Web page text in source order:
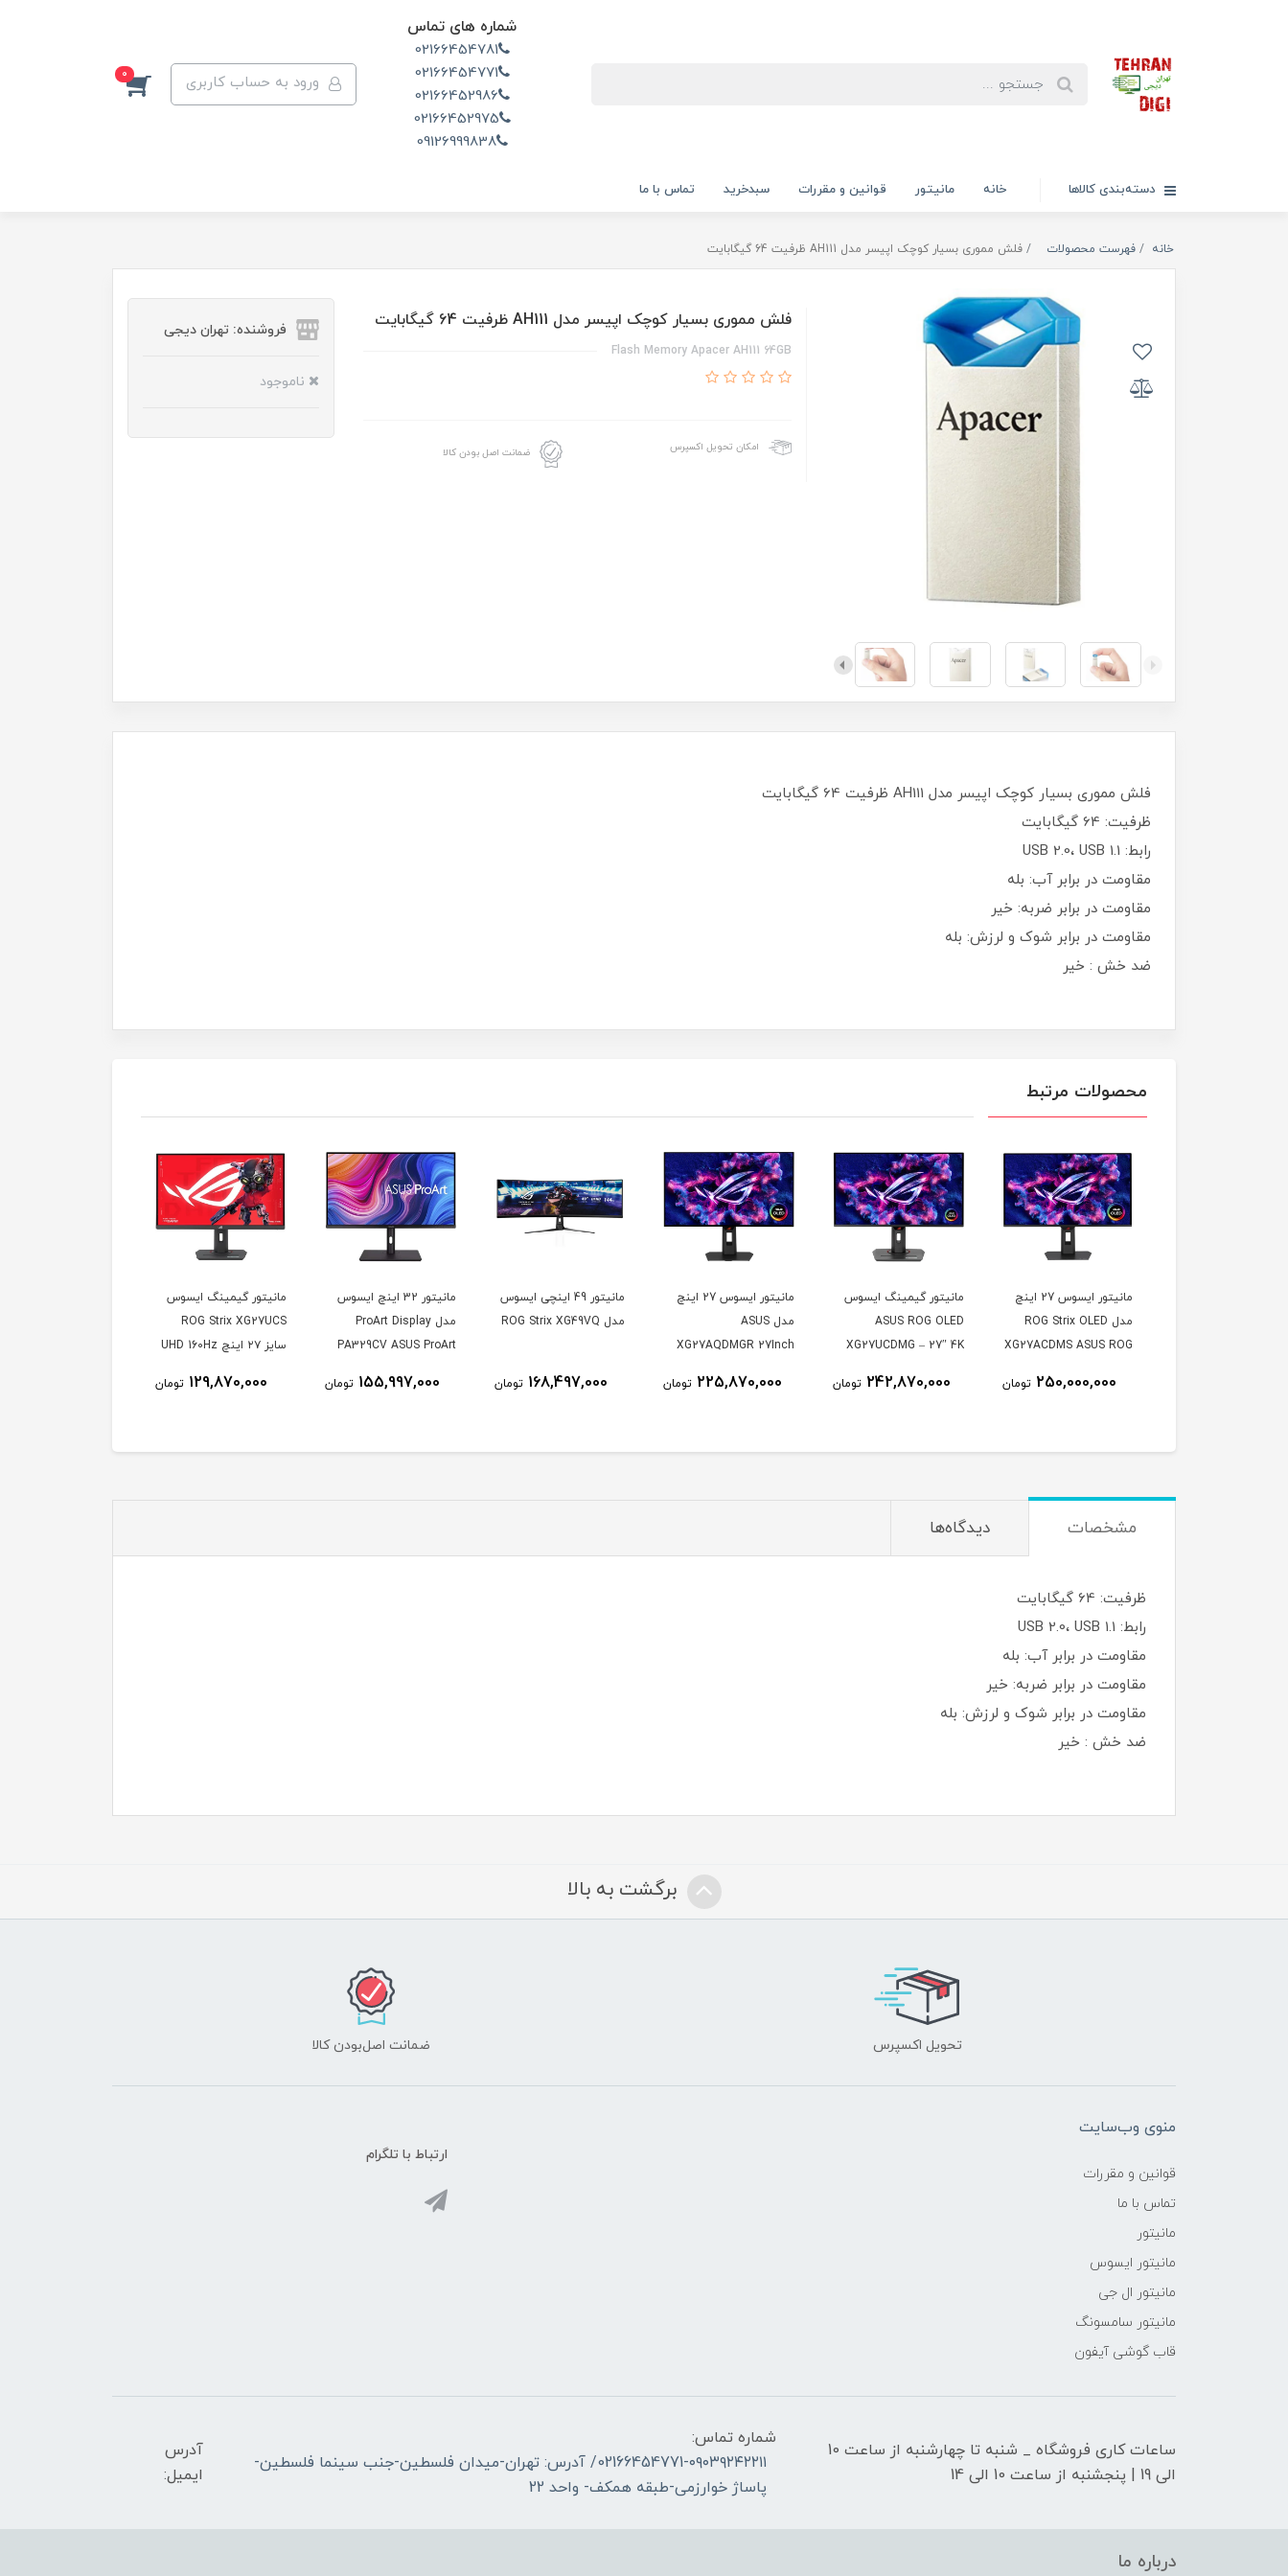
شماره های تماس
02166454781
02166454771
02166452986
02166452975
09126999838
ورود به حساب کاربری 0
دسته‌بندی کالاها خانه مانیتور قوانین و مقررات سبدخرید تماس با ما
خانه فهرست محصولات فلش مموری بسیار کوچک اپیسر مدل AH111 ظرفیت 64 گیگابایت
فلش مموری بسیار کوچک اپیسر مدل AH111 ظرفیت 64 گیگابایت
Flash Memory Apacer AH111 64GB
امکان تحویل اکسپرس ضمانت اصل بودن کالا
فروشنده: تهران دیجی
ناموجود
فلش مموری بسیار کوچک اپیسر مدل AH111 ظرفیت 64 گیگابایت
ظرفیت: 64 گیگابایت
رابط: USB 2.0، USB 1.1
مقاومت در برابر آب: بله
مقاومت در برابر ضربه: خیر
مقاومت در برابر شوک و لرزش: بله
ضد خش : خیر
محصولات مرتبط
مانیتور ایسوس 27 اینچ
مدل ROG Strix OLED
XG27ACDMS ASUS ROG
26.5inch QD-OLED 2560
250,000,000 تومان
مانیتور گیمینگ ایسوس
ASUS ROG OLED
XG27UCDMG – 27″ 4K
242,870,000 تومان
مانیتور ایسوس 27 اینچ
مدل ASUS
XG27AQDMGR 27Inch
240Hz 0.03ms 250Nits
225,870,000 تومان
مانیتور 49 اینچی ایسوس
مدل ROG Strix XG49VQ
168,497,000 تومان
مانیتور 32 اینچ ایسوس
مدل ProArt Display
PA329CV ASUS ProArt
Inch IPS 4K UHD
155,997,000 تومان
مانیتور گیمینگ ایسوس
ROG Strix XG27UCS
سایز ۲۷ اینچ UHD 160Hz
129,870,000 تومان
مشخصات دیدگاه‌ها
ظرفیت: 64 گیگابایت
رابط: USB 2.0، USB 1.1
مقاومت در برابر آب: بله
مقاومت در برابر ضربه: خیر
مقاومت در برابر شوک و لرزش: بله
ضد خش : خیر
برگشت به بالا
تحویل اکسپرس ضمانت اصل‌بودن کالا
منوی وب‌سایت
قوانین و مقررات
تماس با ما
مانیتور
مانیتور ایسوس
مانیتور ال جی
مانیتور سامسونگ
قاب گوشی آیفون
ارتباط با تلگرام
ساعات کاری فروشگاه _ شنبه تا چهارشنبه از ساعت 10
الی 19 | پنجشنبه از ساعت 10 الی 14
شماره تماس:
02166454771-۰۹۰۳۹۲۴۲۲۱۱/ آدرس: تهران-میدان فلسطین-جنب سینما فلسطین-
پاساژ خوارزمی-طبقه همکف- واحد 22
آدرس
ایمیل:
درباره ما